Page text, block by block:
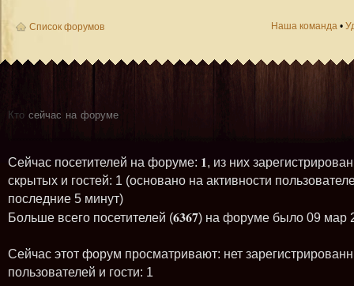
Список форумов Наша команда •
Кто сейчас на форуме
Сейчас посетителей на форуме: 1, из них
скрытых и гостей: 1 (основано на активности
последние 5 минут)
Больше всего посетителей (6367) на форуме было 09 мар
Сейчас этот форум просматривают: нет
пользователей и гости: 1